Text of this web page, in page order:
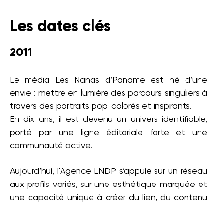
Les dates clés
2011
Le média Les Nanas d’Paname est né d’une
envie : mettre en lumière des parcours singuliers à
travers des portraits pop, colorés et inspirants.
En dix ans, il est devenu un univers identifiable,
porté par une ligne éditoriale forte et une
communauté active.
Aujourd’hui, l'Agence LNDP s’appuie sur un réseau
aux profils variés, sur une esthétique marquée et
une capacité unique à créer du lien, du contenu